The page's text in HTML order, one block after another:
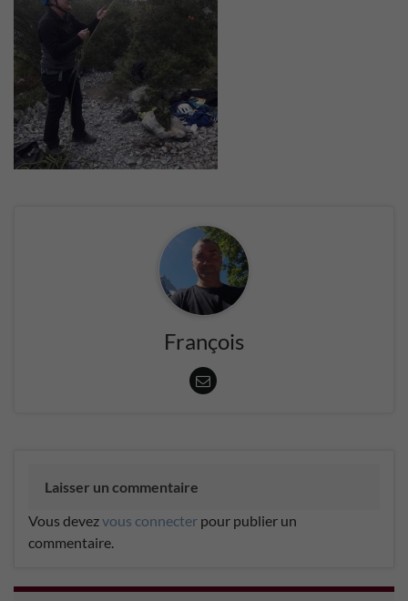
François
Laisser un commentaire
Vous devezvous connecter pour publier un
commentaire.